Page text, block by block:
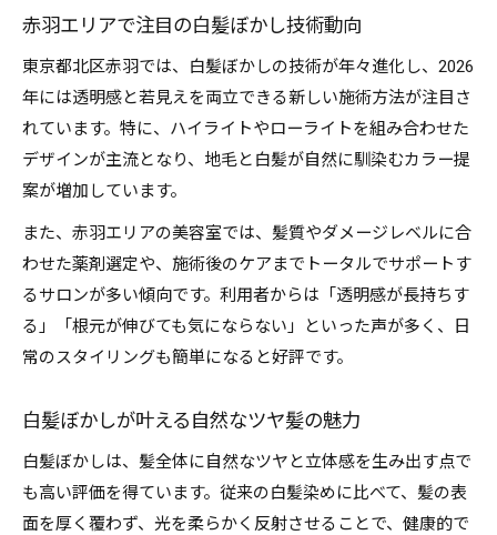
低ダメージ白髪ぼかしが得意な美容室の特徴
白髪ぼかしが主役の2026年トレンド解説
2026年注目の白髪ぼかし最新トレンド紹介
透明感ある白髪ぼかしが支持される理由
白髪ぼかしで流行のヘアデザインを作る方法
若見えとおしゃれを両立する白髪ぼかし術
白髪ぼかしがもたらす新しい美の価値観
続けやすい白髪ぼかし選びのポイント
失敗しない白髪ぼかしサロン選びの基準
白髪ぼかしを長く続けるコツと注意点
ホットペッパービューティーで探すコツ
赤羽エリアで注目の白髪ぼかし技術動向
東京都北区赤羽では、白髪ぼかしの技術が年々進化し、2026
年には透明感と若見えを両立できる新しい施術方法が注目さ
れています。特に、ハイライトやローライトを組み合わせた
デザインが主流となり、地毛と白髪が自然に馴染むカラー提
案が増加しています。
また、赤羽エリアの美容室では、髪質やダメージレベルに合
わせた薬剤選定や、施術後のケアまでトータルでサポートす
るサロンが多い傾向です。利用者からは「透明感が長持ちす
る」「根元が伸びても気にならない」といった声が多く、日
常のスタイリングも簡単になると好評です。
白髪ぼかしが叶える自然なツヤ髪の魅力
白髪ぼかしは、髪全体に自然なツヤと立体感を生み出す点で
も高い評価を得ています。従来の白髪染めに比べて、髪の表
面を厚く覆わず、光を柔らかく反射させることで、健康的で